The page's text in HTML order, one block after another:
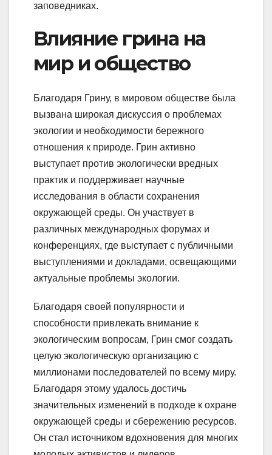
заповедниках.
Влияние грина на
мир и общество
Благодаря Грину, в мировом обществе была
вызвана широкая дискуссия о проблемах
экологии и необходимости бережного
отношения к природе. Грин активно
выступает против экологически вредных
практик и поддерживает научные
исследования в области сохранения
окружающей среды. Он участвует в
различных международных форумах и
конференциях, где выступает с публичными
выступлениями и докладами, освещающими
актуальные проблемы экологии.
Благодаря своей популярности и
способности привлекать внимание к
экологическим вопросам, Грин смог создать
целую экологическую организацию с
миллионами последователей по всему миру.
Благодаря этому удалось достичь
значительных изменений в подходе к охране
окружающей среды и сбережению ресурсов.
Он стал источником вдохновения для многих